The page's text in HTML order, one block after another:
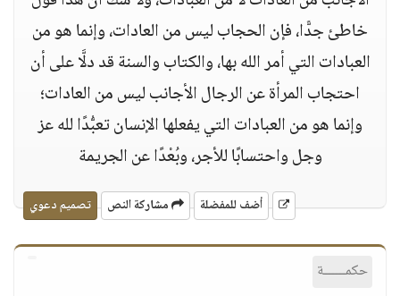
خاطئ جدًّا، فإن الحجاب ليس من العادات، وإنما هو من
العبادات التي أمر الله بها، والكتاب والسنة قد دلَّا على أن
احتجاب المرأة عن الرجال الأجانب ليس من العادات؛
وإنما هو من العبادات التي يفعلها الإنسان تعبُّدًا لله عز
وجل واحتسابًا للأجر، وبُعْدًا عن الجريمة
أضف للمفضلة مشاركة النص تصميم دعوي
حكمــــــة